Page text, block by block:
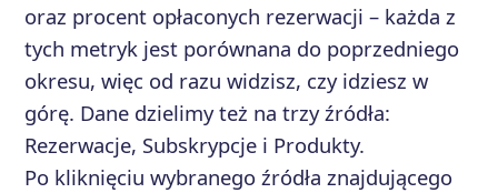
oraz procent opłaconych rezerwacji – każda z
tych metryk jest porównana do poprzedniego
okresu, więc od razu widzisz, czy idziesz w
górę. Dane dzielimy też na trzy źródła:
Rezerwacje, Subskrypcje i Produkty.
Po kliknięciu wybranego źródła znajdującego